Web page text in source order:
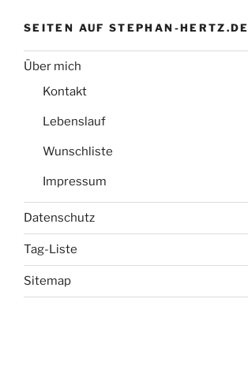
SEITEN AUF STEPHAN-HERTZ.DE
Über mich
Kontakt
Lebenslauf
Wunschliste
Impressum
Datenschutz
Tag-Liste
Sitemap